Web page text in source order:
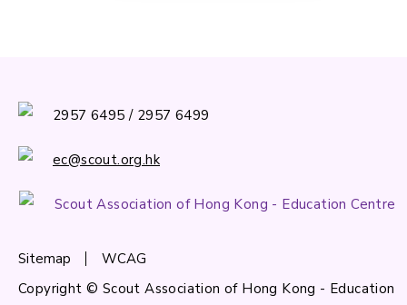
2957 6495 / 2957 6499
ec@scout.org.hk
Scout Association of Hong Kong - Education Centre
Sitemap
WCAG
Copyright © Scout Association of Hong Kong - Education